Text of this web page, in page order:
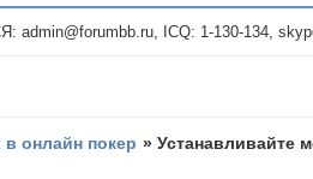
ICQ: 1-130-134, skype:
в онлайн покер »Устанавливайте